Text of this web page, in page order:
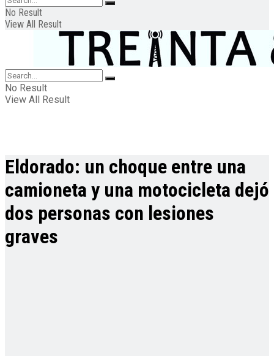
No Result
View All Result
No Result
View All Result
Eldorado: un choque entre una
camioneta y una motocicleta dejó
dos personas con lesiones
graves